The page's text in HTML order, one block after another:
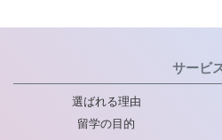
サービ
選ばれる理由
留学の目的